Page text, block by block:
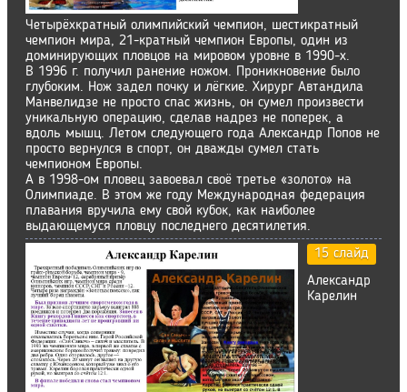
Четырёхкратный олимпийский чемпион, шестикратный
чемпион мира, 21-кратный чемпион Европы, один из
доминирующих пловцов на мировом уровне в 1990-х.
В 1996 г. получил ранение ножом. Проникновение было
глубоким. Нож задел почку и лёгкие. Хирург Автандила
Манвелидзе не просто спас жизнь, он сумел произвести
уникальную операцию, сделав надрез не поперек, а
вдоль мышц. Летом следующего года Александр Попов не
просто вернулся в спорт, он дважды сумел стать
чемпионом Европы.
А в 1998-ом пловец завоевал своё третье «золото» на
Олимпиаде. В этом же году Международная федерация
плавания вручила ему свой кубок, как наиболее
выдающемуся пловцу последнего десятилетия.
15 слайд
Александр
Карелин